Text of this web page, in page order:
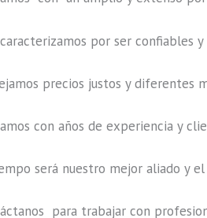
por ser confiables
precios justos y diferentes
con años de experiencia y
será nuestro mejor aliado y el
para trabajar con